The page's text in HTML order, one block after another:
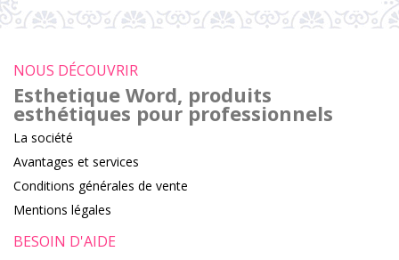
NOUS DÉCOUVRIR
Esthetique Word, produits
esthétiques pour professionnels
La société
Avantages et services
Conditions générales de vente
Mentions légales
BESOIN D'AIDE